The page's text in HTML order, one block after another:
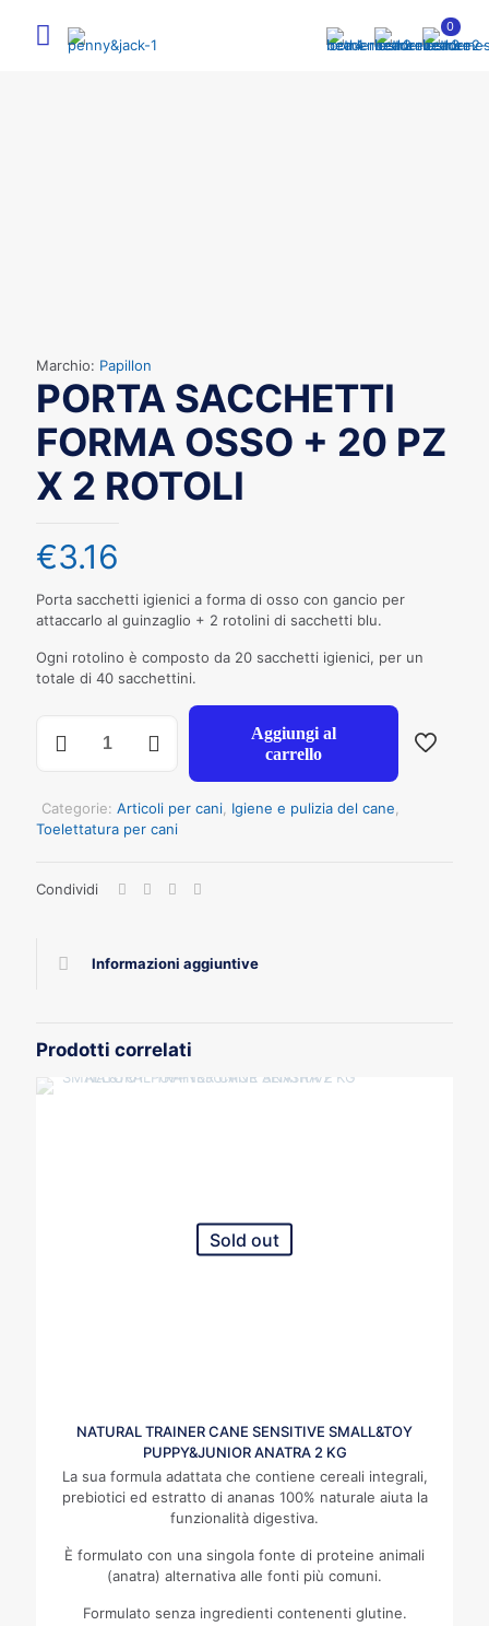
0
Marchio: Papillon
PORTA SACCHETTI
FORMA OSSO + 20 PZ
X 2 ROTOLI
€3.16
Porta sacchetti igienici a forma di osso con gancio per
attaccarlo al guinzaglio + 2 rotolini di sacchetti blu.
Ogni rotolino è composto da 20 sacchetti igienici, per un
totale di 40 sacchettini.
SACCHETTI
+
20
2
Aggiungi al
carrello
Categorie: Articoli per cani Igiene e pulizia del cane
Toelettatura per cani
Condividi
Informazioni aggiuntive
Prodotti correlati
Sold out
NATURAL TRAINER CANE SENSITIVE SMALL&TOY
PUPPY&JUNIOR ANATRA 2 KG
La sua formula adattata che contiene cereali integrali,
prebiotici ed estratto di ananas 100% naturale aiuta la
funzionalità digestiva.
È formulato con una singola fonte di proteine animali
(anatra) alternativa alle fonti più comuni.
Formulato senza ingredienti contenenti glutine.